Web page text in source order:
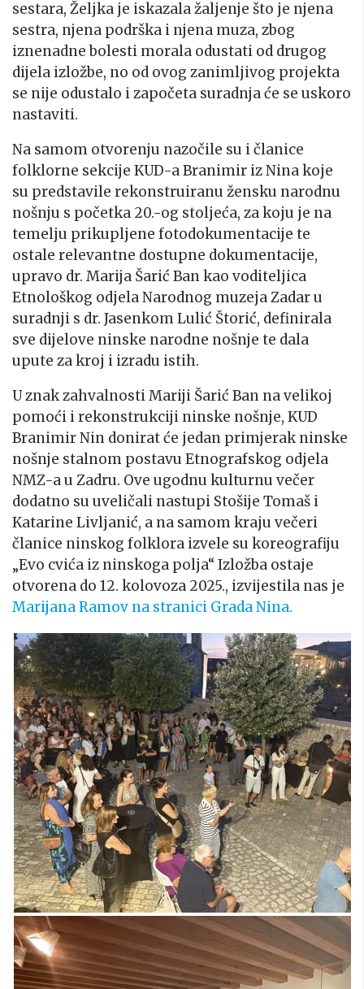
sestara, Željka je iskazala žaljenje što je njena
sestra, njena podrška i njena muza, zbog
iznenadne bolesti morala odustati od drugog
dijela izložbe, no od ovog zanimljivog projekta
se nije odustalo i započeta suradnja će se uskoro
nastaviti.
Na samom otvorenju nazočile su i članice
folklorne sekcije KUD-a Branimir iz Nina koje
su predstavile rekonstruiranu žensku narodnu
nošnju s početka 20.-og stoljeća, za koju je na
temelju prikupljene fotodokumentacije te
ostale relevantne dostupne dokumentacije,
upravo dr. Marija Šarić Ban kao voditeljica
Etnološkog odjela Narodnog muzeja Zadar u
suradnji s dr. Jasenkom Lulić Štorić, definirala
sve dijelove ninske narodne nošnje te dala
upute za kroj i izradu istih.
U znak zahvalnosti Mariji Šarić Ban na velikoj
pomoći i rekonstrukciji ninske nošnje, KUD
Branimir Nin donirat će jedan primjerak ninske
nošnje stalnom postavu Etnografskog odjela
NMZ-a u Zadru. Ove ugodnu kulturnu večer
dodatno su uveličali nastupi Stošije Tomaš i
Katarine Livljanić, a na samom kraju večeri
članice ninskog folklora izvele su koreografiju
„Evo cvića iz ninskoga polja“ Izložba ostaje
otvorena do 12. kolovoza 2025., izvijestila nas je
Marijana Ramov na stranici Grada Nina.